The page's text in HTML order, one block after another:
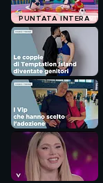
PUNTATA INTERA